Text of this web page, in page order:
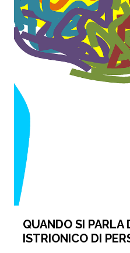
QUANDO SI PARLA
ISTRIONICO DI